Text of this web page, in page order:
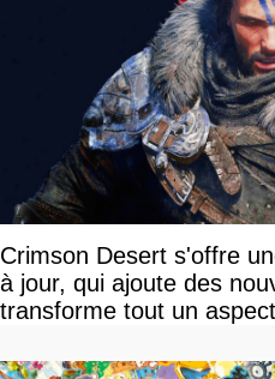
Crimson Desert s'offre
à jour, qui ajoute des
transforme tout un